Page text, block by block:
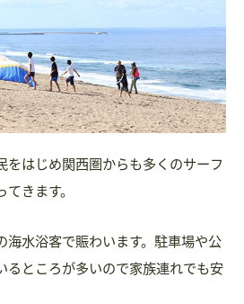
をはじめ関西圏からも多くのサーフ
きます。
海水浴客で賑わいます。駐車場や公
るところが多いので家族連れでも安